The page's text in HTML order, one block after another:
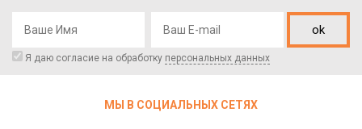
ok
Я даю согласие на обработку персональных данных
МЫ В СОЦИАЛЬНЫХ СЕТЯХ